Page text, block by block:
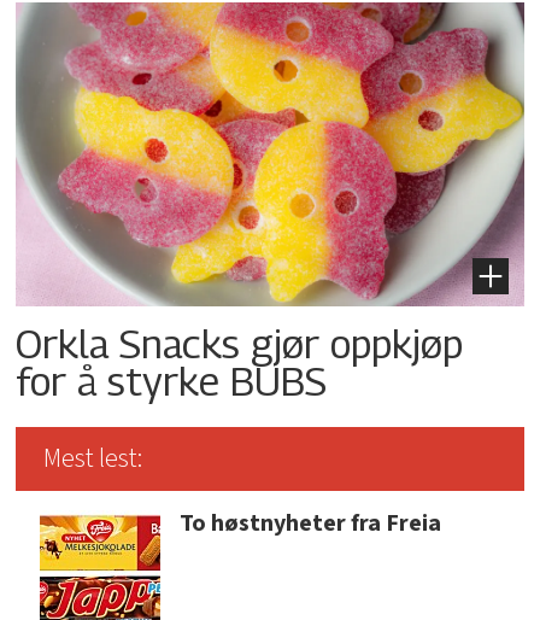
Orkla Snacks gjør oppkjøp
for å styrke BUBS
Mest lest:
To høstnyheter fra Freia